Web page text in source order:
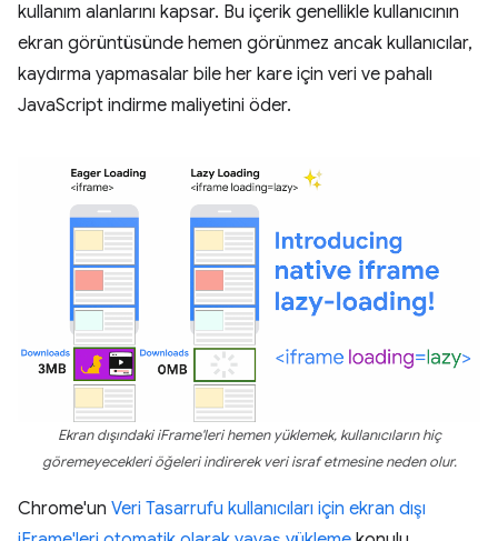
kullanım alanlarını kapsar. Bu içerik genellikle kullanıcının
ekran görüntüsünde hemen görünmez ancak kullanıcılar,
kaydırma yapmasalar bile her kare için veri ve pahalı
JavaScript indirme maliyetini öder.
Ekran dışındaki iFrame'leri hemen yüklemek, kullanıcıların hiç
göremeyecekleri öğeleri indirerek veri israf etmesine neden olur.
Chrome'un Veri Tasarrufu kullanıcıları için ekran dışı